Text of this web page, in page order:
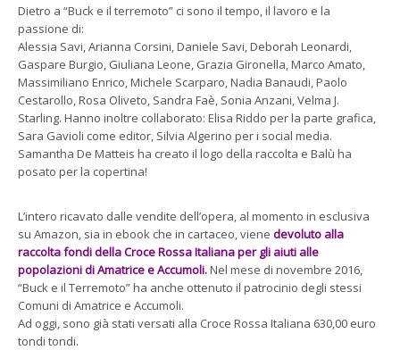
Dietro a “Buck e il terremoto” ci sono il tempo, il lavoro e la
passione di:
Alessia Savi, Arianna Corsini, Daniele Savi, Deborah Leonardi,
Gaspare Burgio, Giuliana Leone, Grazia Gironella, Marco Amato,
Massimiliano Enrico, Michele Scarparo, Nadia Banaudi, Paolo
Cestarollo, Rosa Oliveto, Sandra Faè, Sonia Anzani, Velma J.
Starling. Hanno inoltre collaborato: Elisa Riddo per la parte grafica,
Sara Gavioli come editor, Silvia Algerino per i social media.
Samantha De Matteis ha creato il logo della raccolta e Balù ha
posato per la copertina!
L’intero ricavato dalle vendite dell’opera, al momento in esclusiva
su Amazon, sia in ebook che in cartaceo, viene devoluto alla
raccolta fondi della Croce Rossa Italiana per gli aiuti alle
popolazioni di Amatrice e Accumoli.Nel mese di novembre 2016,
“Buck e il Terremoto” ha anche ottenuto il patrocinio degli stessi
Comuni di Amatrice e Accumoli.
Ad oggi, sono già stati versati alla Croce Rossa Italiana 630,00 euro
tondi tondi.